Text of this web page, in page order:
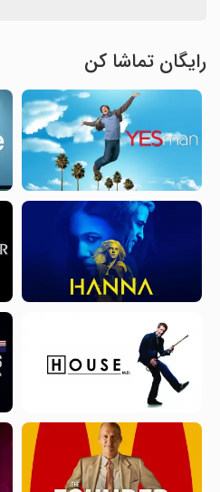
رایگان تماشا کن